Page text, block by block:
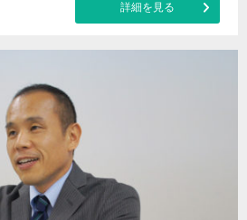
詳細を見る